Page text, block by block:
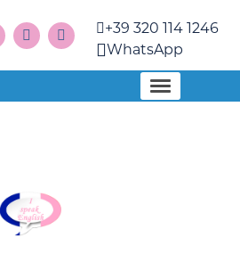
+39 320 114 1246
WhatsApp